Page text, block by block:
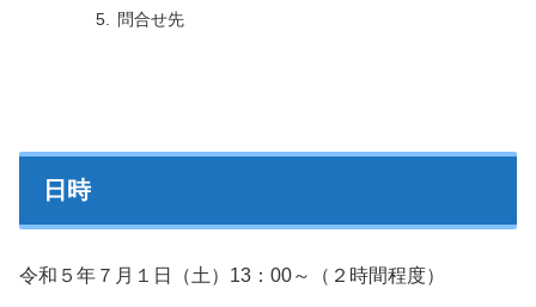
問合せ先
日時
令和５年７月１日（土）13：00～（２時間程度）